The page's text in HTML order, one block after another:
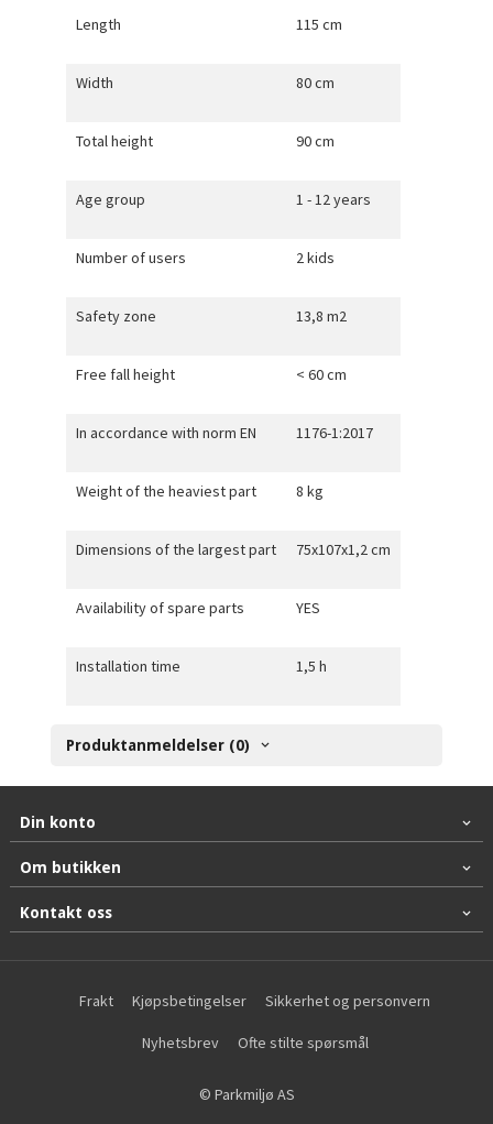
Length 115 cm
Width 80 cm
Total height 90 cm
Age group 1 - 12 years
Number of users 2 kids
Safety zone 13,8 m2
Free fall height < 60 cm
In accordance with norm EN 1176-1:2017
Weight of the heaviest part 8 kg
Dimensions of the largest part 75x107x1,2 cm
Availability of spare parts YES
Installation time 1,5 h
Produktanmeldelser (0)
Din konto
Om butikken
Kontakt oss
Frakt Kjøpsbetingelser Sikkerhet og personvern
Nyhetsbrev Ofte stilte spørsmål
© Parkmiljø AS